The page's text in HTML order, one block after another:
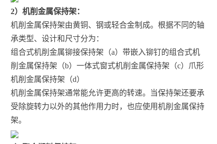
2）机削金属保持架：
机削金属保持架由黄铜、钢或轻合金制成。根据不同的轴
承类型、设计和尺寸分为：
组合式机削金属铆接保持架（a）带嵌入铆钉的组合式机
削金属保持架（b）一体式窗式机削金属保持架（c）爪形
机削金属保持架（d）
机削金属保持架通常能允许更高的转速。当保持架还要承
受除旋转力以外的其他作用力时，也应使用机削金属保持
架。